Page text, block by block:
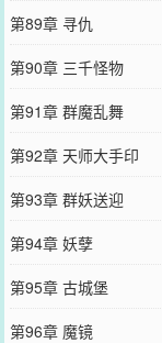
第89章 寻仇
第90章 三千怪物
第91章 群魔乱舞
第92章 天师大手印
第93章 群妖送迎
第94章 妖孽
第95章 古城堡
第96章 魔镜